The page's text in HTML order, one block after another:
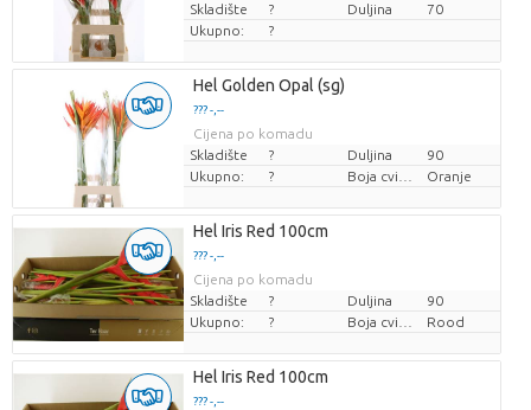
Skladište
? Duljina
70
Ukupno:
?
Hel Golden Opal (sg)
??? -,--
Cijena po komadu
Skladište
? Duljina
90
Ukupno:
? Oranje
Hel Iris Red 100cm
??? -,--
Cijena po komadu
Skladište
? Duljina
90
Ukupno:
? Rood
Hel Iris Red 100cm
??? -,--